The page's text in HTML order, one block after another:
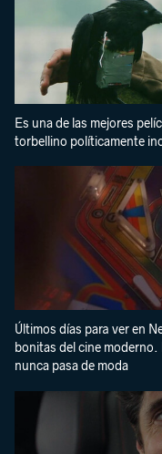
Es una de las mejores
torbellino políticamente
Últimos días para ver en
bonitas del cine
nunca pasa de moda